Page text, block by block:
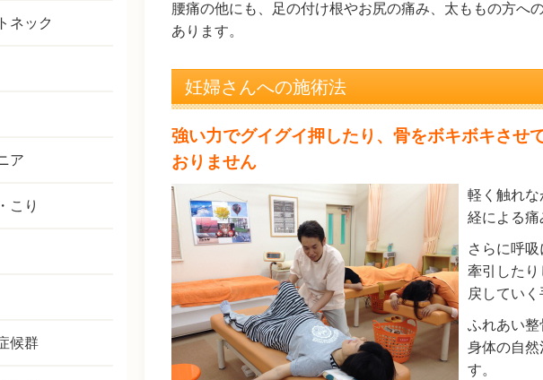
腰痛の他にも、足の付け根やお尻の痛み、太ももの方へ
あります。
妊婦さんへの施術法
強い力でグイグイ押したり、骨をボキボキさせ
おりません
軽く触れ
経による
さらに呼
牽引した
戻してい
ふれあい
身体の自
す。
ネック
ア
こり
候群